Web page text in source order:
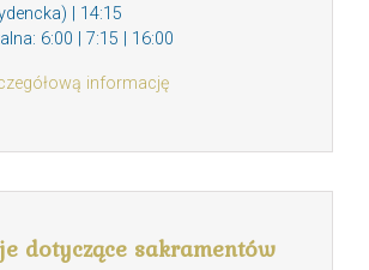
| 14:15
6:00 | 7:15 | 16:00
informację
dotyczące sakramentów